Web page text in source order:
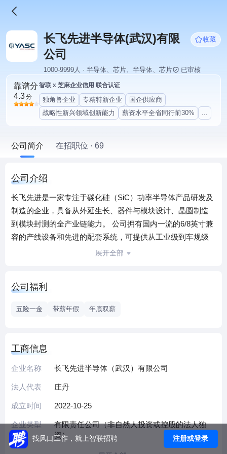
长飞先进半导体(武汉)有限
公司
收藏
1000-9999人 · 半导体、芯片、半导体、芯片 已审核
靠谱分
4.3分
智联 x 芝麻企业信用 联合认证
独角兽企业 专精特新企业
国企供应商
战略性新兴领域创新能力
薪资水平全省同行前30% ...
公司简介 在招职位 · 69
公司介绍
长飞先进是一家专注于碳化硅（SiC）功率半导体产品研发及
制造的企业，具备从外延生长、器件与模块设计、晶圆制造
到模块封测的全产业链能力。 公司拥有国内一流的6/8英寸兼
容的产线设备和先进的配套系统，可提供从工业级到车规级
的SiC SBD、MOSFET全系列产品，广泛覆盖新能源汽车、
展开全部
公司福利
五险一金 带薪年假 年底双薪
工商信息
企业名称 长飞先进半导体（武汉）有限公司
法人代表 庄丹
成立时间 2022-10-25
企业类型
有限责任公司（非自然人投资或控股的法人独
资）
找风口工作，就上智联招聘 注册或登录